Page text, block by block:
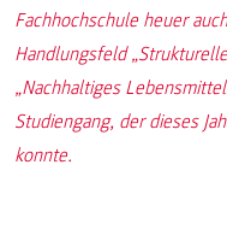
Fachhochschule heuer
Handlungsfeld
„Nachhaltiges
Studiengang, der dieses
konnte.